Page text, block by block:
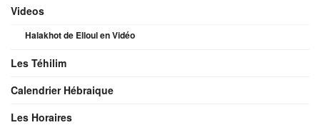
Videos
Halakhot de Elloul en Vidéo
Les Téhilim
Calendrier Hébraique
Les Horaires